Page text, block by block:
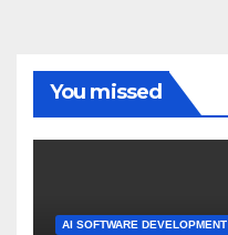
You missed
AI SOFTWARE DEVELOPMENT